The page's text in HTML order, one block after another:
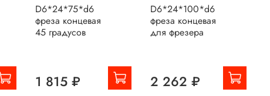
D6*24*75*d6
фреза концевая
45 градусов
1 815 ₽
D6*24*100*d6
фреза концевая
для фрезера
2 262 ₽